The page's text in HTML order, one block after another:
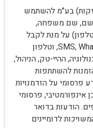
בע"מ להשתמש
(שם, שם משפחה,
על מנת לקבל
מכל אחד מהן, באמצעות מייל, SMS, WhatsApp, וטלפון
ההיי-טק, הניהול,
להשתתפות
פרסומי על הזדמנויות
אינפורמטיבי, פרסומי
הודעות בדואר
לדומיינים